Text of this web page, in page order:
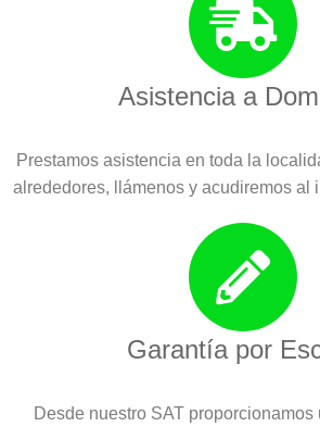
Asistencia a
Prestamos asistencia en toda la
alrededores, llámenos y acudiremos al
Garantía por
Desde nuestro SAT proporcionamos